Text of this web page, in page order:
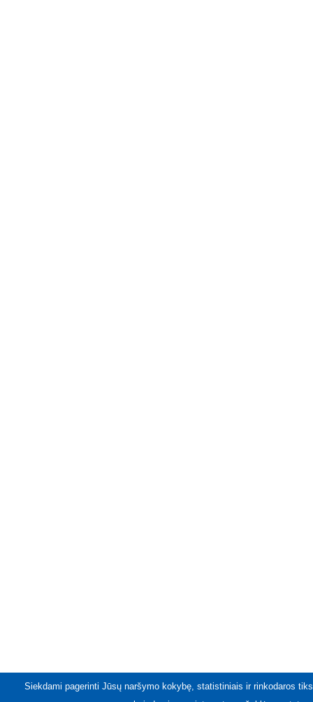
Siekdami pagerinti Jūsų naršymo kokybę, statistiniais ir rinkodaros